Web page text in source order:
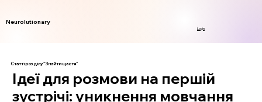
Neurolutionary
Login
Статті розділу "Знайти щастя"
Ідеї для розмови на першій
зустрічі: уникнення мовчання